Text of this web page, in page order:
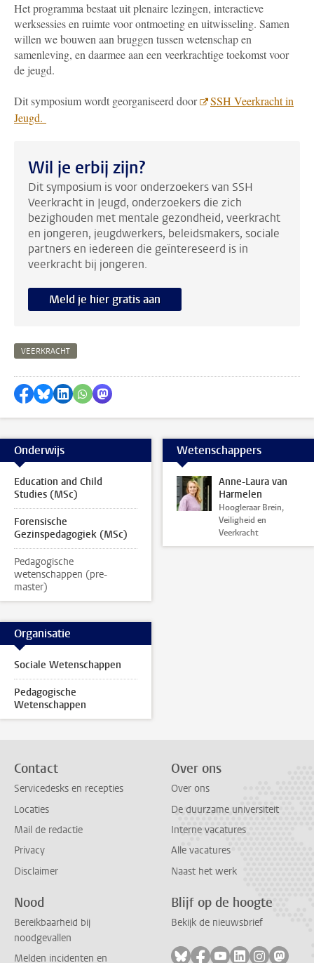
Het programma bestaat uit plenaire lezingen, interactieve
werksessies en ruimte voor ontmoeting en uitwisseling. Samen
willen we bouwen aan bruggen tussen wetenschap en
samenleving, en daarmee aan een veerkrachtige toekomst voor
de jeugd.
Dit symposium wordt georganiseerd door
SSH Veerkracht in
Jeugd.
Wil je erbij zijn?
Dit symposium is voor onderzoekers van SSH
Veerkracht in Jeugd, onderzoekers die zich
bezighouden met mentale gezondheid, veerkracht
en jongeren, jeugdwerkers, beleidsmakers, sociale
partners en iedereen die geïntereseerd is in
veerkracht bij jongeren.
Meld je hier gratis aan
VEERKRACHT
Delen op Facebook
Delen via Bluesky
Delen op LinkedIn
Delen via WhatsApp
Delen via Mastodon
Onderwijs
Education and Child
Studies (MSc)
Forensische
Gezinspedagogiek (MSc)
Pedagogische
wetenschappen (pre-
master)
Wetenschappers
Anne-Laura van
Harmelen
Hoogleraar Brein,
Veiligheid en
Veerkracht
Organisatie
Sociale Wetenschappen
Pedagogische
Wetenschappen
Contact
Servicedesks en recepties
Locaties
Mail de redactie
Privacy
Disclaimer
Over ons
Over ons
De duurzame universiteit
Interne vacatures
Alle vacatures
Naast het werk
Nood
Bereikbaarheid bij
noodgevallen
Melden incidenten en
Blijf op de hoogte
Bekijk de nieuwsbrief
Volg ons op bluesky
Volg ons op facebook
Volg ons op
Volg ons op
Volg ons
Volg